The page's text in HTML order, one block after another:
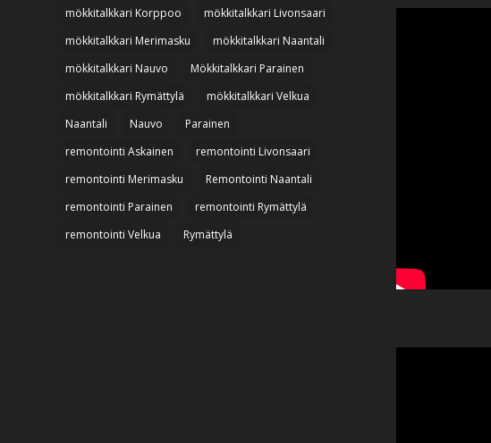
mökkitalkkari Korppoo
mökkitalkkari Livonsaari
mökkitalkkari Merimasku
mökkitalkkari Naantali
mökkitalkkari Nauvo
Mökkitalkkari Parainen
mökkitalkkari Rymättylä
mökkitalkkari Velkua
Naantali
Nauvo
Parainen
remontointi Askainen
remontointi Livonsaari
remontointi Merimasku
Remontointi Naantali
remontointi Parainen
remontointi Rymättylä
remontointi Velkua
Rymättylä